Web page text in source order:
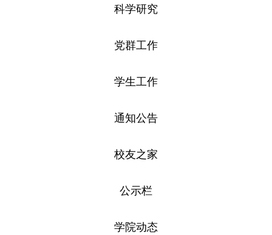
科学研究
党群工作
学生工作
通知公告
校友之家
公示栏
学院动态